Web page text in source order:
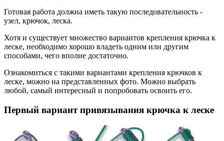
Готовая работа должна иметь такую последовательность -
узел, крючок, леска.
Хотя и существует множество вариантов крепления крючка к
леске, необходимо хорошо владеть одним или другим
способами, чего вполне достаточно.
Ознакомиться с такими вариантами крепления крючков к
леске, можно на представленных фото. Можно выбрать
любой, самый интересный и попробовать освоить его.
Первый вариант привязывания крючка к леске